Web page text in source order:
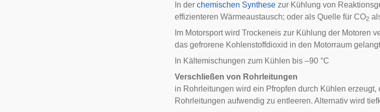
In der chemischen Synthese zur Kühlung von
effizienteren Wärmeaustausch; oder als Quelle für CO2
Im Motorsportwird Trockeneis zur Kühlung der Motoren
das gefrorene Kohlenstoffdioxid in den Motorraum
In Kältemischungen zum Kühlen bis –90 °C
Verschließen von Rohrleitungen
in Rohrleitungen wird ein Pfropfen durch Kühlen
Rohrleitungen aufwendig zu entleeren. Alternativ wird